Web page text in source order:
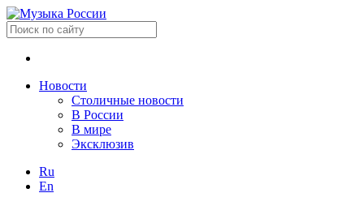
Новости
Столичные новости
В России
В мире
Эксклюзив
Ru
En